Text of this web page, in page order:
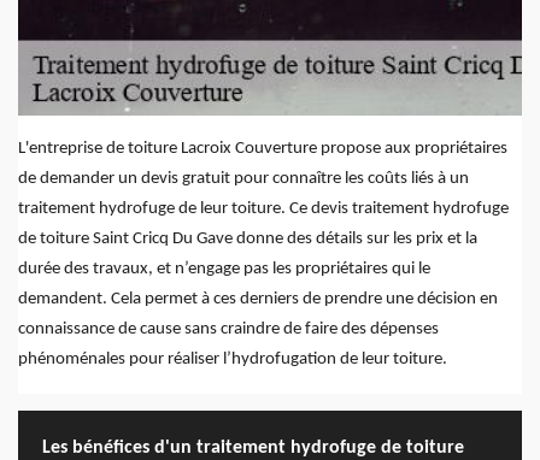
L'entreprise de toiture Lacroix Couverture propose aux propriétaires
de demander un devis gratuit pour connaître les coûts liés à un
traitement hydrofuge de leur toiture. Ce devis traitement hydrofuge
de toiture Saint Cricq Du Gave donne des détails sur les prix et la
durée des travaux, et n’engage pas les propriétaires qui le
demandent. Cela permet à ces derniers de prendre une décision en
connaissance de cause sans craindre de faire des dépenses
phénoménales pour réaliser l’hydrofugation de leur toiture.
Les bénéfices d'un traitement hydrofuge de toiture